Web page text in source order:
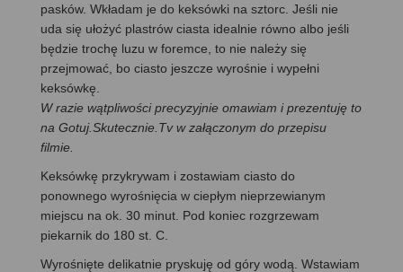
pasków. Wkładam je do keksówki na sztorc. Jeśli nie
uda się ułożyć plastrów ciasta idealnie równo albo jeśli
będzie trochę luzu w foremce, to nie należy się
przejmować, bo ciasto jeszcze wyrośnie i wypełni
keksówkę.
W razie wątpliwości precyzyjnie omawiam i prezentuję to
na Gotuj.Skutecznie.Tv w załączonym do przepisu
filmie.
Keksówkę przykrywam i zostawiam ciasto do
ponownego wyrośnięcia w ciepłym nieprzewianym
miejscu na ok. 30 minut. Pod koniec rozgrzewam
piekarnik do 180 st. C.
Wyrośnięte delikatnie pryskuję od góry wodą. Wstawiam